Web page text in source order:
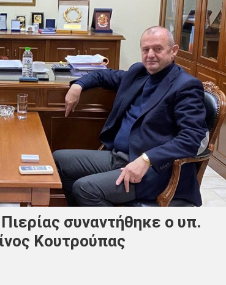
συναντήθηκε ο υπ.
Κουτρούπας